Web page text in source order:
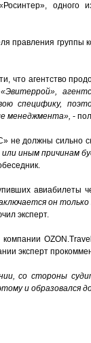
правления группы
что агентство
специфику,
менеджмента», -
не должны сильно
иным причинам
авиабилеты
он
эксперт.
эксперт
со стороны
и образовался